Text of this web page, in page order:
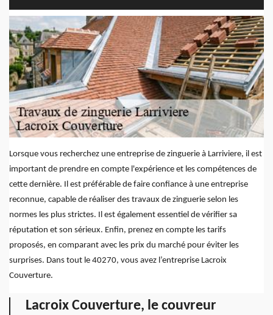
Lorsque vous recherchez une entreprise de zinguerie à Larriviere, il est
important de prendre en compte l'expérience et les compétences de
cette dernière. Il est préférable de faire confiance à une entreprise
reconnue, capable de réaliser des travaux de zinguerie selon les
normes les plus strictes. Il est également essentiel de vérifier sa
réputation et son sérieux. Enfin, prenez en compte les tarifs
proposés, en comparant avec les prix du marché pour éviter les
surprises. Dans tout le 40270, vous avez l’entreprise Lacroix
Couverture.
Lacroix Couverture, le couvreur